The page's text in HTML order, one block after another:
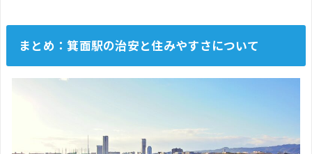
まとめ：箕面駅の治安と住みやすさについて